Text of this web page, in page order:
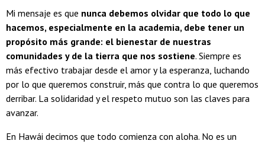
Mi mensaje es que nunca debemos olvidar que todo lo que
hacemos, especialmente en la academia, debe tener un
propósito más grande: el bienestar de nuestras
comunidades y de la tierra que nos sostiene. Siempre es
más efectivo trabajar desde el amor y la esperanza, luchando
por lo que queremos construir, más que contra lo que queremos
derribar. La solidaridad y el respeto mutuo son las claves para
avanzar.
En Hawái decimos que todo comienza con aloha. No es un